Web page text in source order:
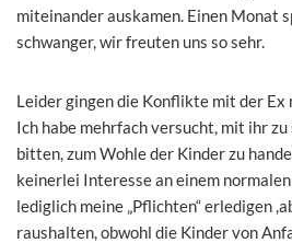
miteinander auskamen. Einen Monat
schwanger, wir freuten uns so sehr.
Leider gingen die Konflikte mit der Ex
Ich habe mehrfach versucht, mit ihr zu
bitten, zum Wohle der Kinder zu
keinerlei Interesse an einem
lediglich meine „Pflichten“ erledigen
raushalten, obwohl die Kinder von